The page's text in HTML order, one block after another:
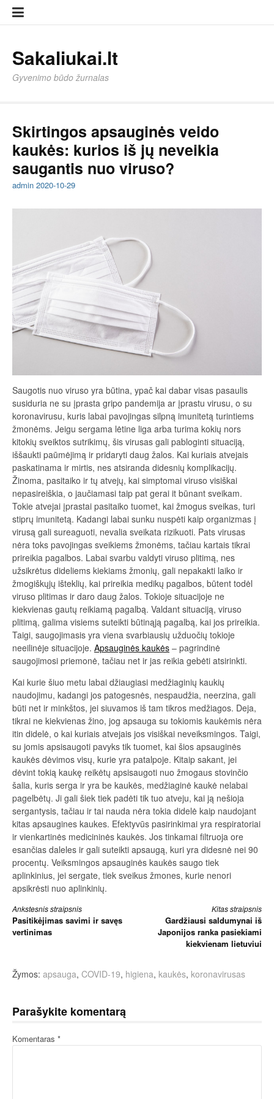
prie
Page
Page
Sakaliukai.lt
Gyvenimo būdo žurnalas
Skirtingos apsauginės veido
kaukės: kurios iš jų neveikia
saugantis nuo viruso?
admin 2020-10-29
Saugotis nuo viruso yra būtina, ypač kai dabar visas pasaulis
susiduria ne su įprasta gripo pandemija ar įprastu virusu, o su
koronavirusu, kuris labai pavojingas silpną imunitetą turintiems
žmonėms. Jeigu sergama lėtine liga arba turima kokių nors
kitokių sveiktos sutrikimų, šis virusas gali pabloginti situaciją,
iššaukti paūmėjimą ir pridaryti daug žalos. Kai kuriais atvejais
paskatinama ir mirtis, nes atsiranda didesnių komplikacijų.
Žinoma, pasitaiko ir tų atvejų, kai simptomai viruso visiškai
nepasireiškia, o jaučiamasi taip pat gerai it būnant sveikam.
Tokie atvejai įprastai pasitaiko tuomet, kai žmogus sveikas, turi
stiprų imunitetą. Kadangi labai sunku nuspėti kaip organizmas į
virusą gali sureaguoti, nevalia sveikata rizikuoti. Pats virusas
nėra toks pavojingas sveikiems žmonėms, tačiau kartais tikrai
prireikia pagalbos. Labai svarbu valdyti viruso plitimą, nes
užsikrėtus dideliems kiekiams žmonių, gali nepakakti laiko ir
žmogiškųjų išteklių, kai prireikia medikų pagalbos, būtent todėl
viruso plitimas ir daro daug žalos. Tokioje situacijoje ne
kiekvienas gautų reikiamą pagalbą. Valdant situaciją, viruso
plitimą, galima visiems suteikti būtinąją pagalbą, kai jos prireikia.
Taigi, saugojimasis yra viena svarbiausių užduočių tokioje
neeilinėje situacijoje. Apsauginės kaukės – pagrindinė
saugojimosi priemonė, tačiau net ir jas reikia gebėti atsirinkti.
Kai kurie šiuo metu labai džiaugiasi medžiaginių kaukių
naudojimu, kadangi jos patogesnės, nespaudžia, neerzina, gali
būti net ir minkštos, jei siuvamos iš tam tikros medžiagos. Deja,
tikrai ne kiekvienas žino, jog apsauga su tokiomis kaukėmis nėra
itin didelė, o kai kuriais atvejais jos visiškai neveiksmingos. Taigi,
su jomis apsisaugoti pavyks tik tuomet, kai šios apsauginės
kaukės dėvimos visų, kurie yra patalpoje. Kitaip sakant, jei
dėvint tokią kaukę reikėtų apsisaugoti nuo žmogaus stovinčio
šalia, kuris serga ir yra be kaukės, medžiaginė kaukė nelabai
pagelbėtų. Ji gali šiek tiek padėti tik tuo atveju, kai ją nešioja
sergantysis, tačiau ir tai nauda nėra tokia didelė kaip naudojant
kitas apsaugines kaukes. Efektyvūs pasirinkimai yra respiratoriai
ir vienkartinės medicininės kaukės. Jos tinkamai filtruoja ore
esančias daleles ir gali suteikti apsaugą, kuri yra didesnė nei 90
procentų. Veiksmingos apsauginės kaukės saugo tiek
aplinkinius, jei sergate, tiek sveikus žmones, kurie nenori
apsikrėsti nuo aplinkinių.
Skaityti
toliau
Ankstesnis straipsnis
Pasitikėjimas savimi ir savęs
vertinimas
Kitas straipsnis
Gardžiausi saldumynai iš
Japonijos ranka pasiekiami
kiekvienam lietuviui
Žymos: apsauga, COVID-19, higiena, kaukės, koronavirusas
Parašykite komentarą
Komentaras *